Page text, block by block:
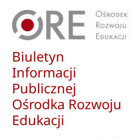
Biuletyn
Informacji
Publicznej
Ośrodka Rozwoju
Edukacji